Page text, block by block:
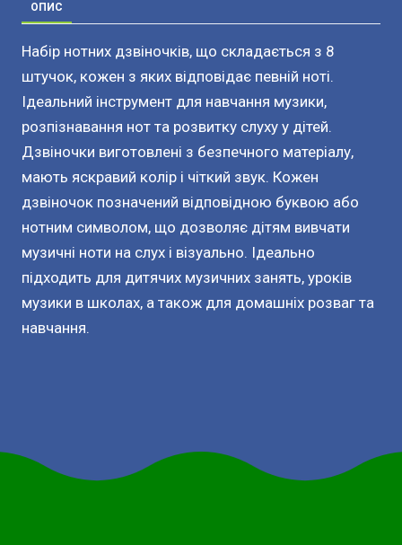
ОПИС
Набір нотних дзвіночків, що складається з 8
штучок, кожен з яких відповідає певній ноті.
Ідеальний інструмент для навчання музики,
розпізнавання нот та розвитку слуху у дітей.
Дзвіночки виготовлені з безпечного матеріалу,
мають яскравий колір і чіткий звук. Кожен
дзвіночок позначений відповідною буквою або
нотним символом, що дозволяє дітям вивчати
музичні ноти на слух і візуально. Ідеально
підходить для дитячих музичних занять, уроків
музики в школах, а також для домашніх розваг та
навчання.